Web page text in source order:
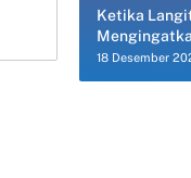
Ketika
18 Desember